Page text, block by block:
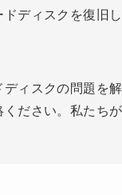
ディスクを復旧
ィスクの問題を
ださい。私たち